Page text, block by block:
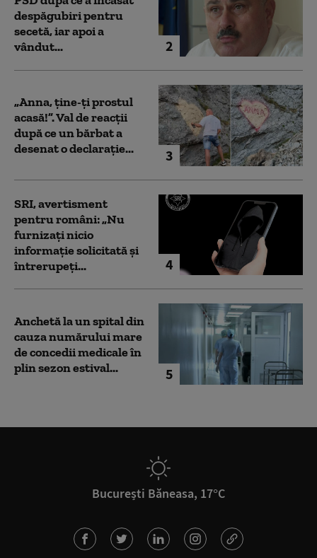
2
despăgubiri pentru
secetă, iar apoi a
vândut...
3
„Anna, ţine-ţi prostul
acasă!”. Val de reacții
după ce un bărbat a
desenat o declarație...
4
SRI, avertisment
pentru români: „Nu
furnizați nicio
informație solicitată și
întrerupeți...
5
Anchetă la un spital din
cauza numărului mare
de concedii medicale în
plin sezon estival...
București Băneasa, 17°C